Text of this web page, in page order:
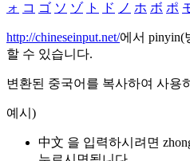
ォ コ ゴ ソ ゾ ト ド ノ ホ ボ ポ
http://chineseinput.net/에서 pinyin(
할 수 있습니다.
변환된 중국어를 복사하여 사용
예시)
中文 을 입력하시려면